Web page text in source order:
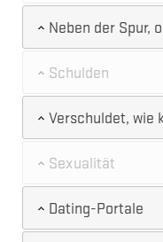
Neben der Spur,
Schulden
Verschuldet, wie
Sexualität
Dating-Portale